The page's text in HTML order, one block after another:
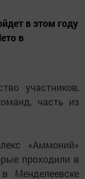
в этом году
в
участников,
часть из
«Аммоний»
проходили в
Менделеевске